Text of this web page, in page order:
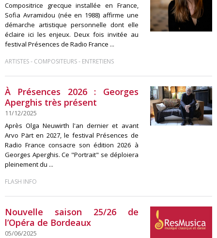
Compositrice grecque installée en France,
Sofia Avramidou (née en 1988) affirme une
démarche artistique personnelle dont elle
éclaire ici les enjeux. Deux fois invitée au
festival Présences de Radio France ...
ARTISTES- COMPOSITEURS- ENTRETIENS
À Présences 2026 : Georges
Aperghis très présent
11/12/2025
Après Olga Neuwirth l'an dernier et avant
Arvo Pärt en 2027, le festival Présences de
Radio France consacre son édition 2026 à
Georges Aperghis. Ce "Portrait" se déploiera
pleinement du ...
FLASH INFO
Nouvelle saison 25/26 de
l’Opéra de Bordeaux
05/06/2025